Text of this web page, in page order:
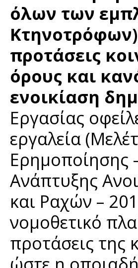
όλων των
προτάσεις
όρους και
ενοικίαση
Εργασίας
εργαλεία
Ερημοποίησης
Ανάπτυξης
και Ραχών –
νομοθετικό
προτάσεις της